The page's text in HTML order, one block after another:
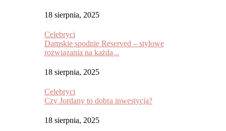
18 sierpnia, 2025
Celebryci
Damskie spodnie Reserved – stylowe
rozwiązania na każdą...
18 sierpnia, 2025
Celebryci
Czy Jordany to dobra inwestycja?
18 sierpnia, 2025